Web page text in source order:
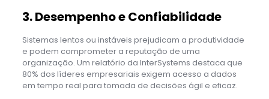
3. Desempenho e Confiabilidade
Sistemas lentos ou instáveis prejudicam a produtividade
e podem comprometer a reputação de uma
organização. Um relatório da InterSystems destaca que
80% dos líderes empresariais exigem acesso a dados
em tempo real para tomada de decisões ágil e eficaz.